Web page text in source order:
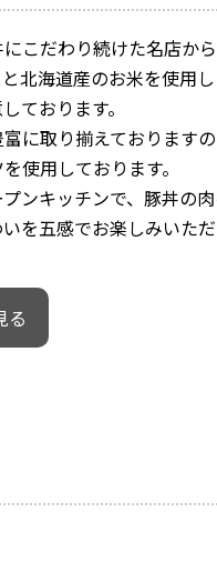
こだわり続けた名店か
北海道産のお米を使用
ております。
に取り揃えております
使用しております。
ンキッチンで、豚丼の
を五感でお楽しみいただ
る